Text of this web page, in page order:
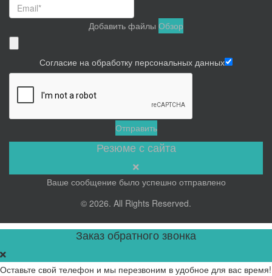
Добавить файлы Обзор
Согласие на обработку персональных данных
Отправить
Резюме с сайта
Ваше сообщение было успешно отправлено
© 2026. All Rights Reserved.
Заказ обратного звонка
Оставьте свой телефон и мы перезвоним в удобное для вас время!